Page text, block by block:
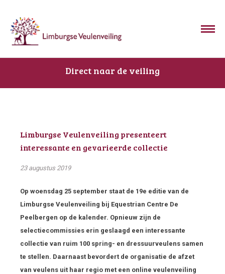
Direct naar de veiling
Limburgse Veulenveiling presenteert
interessante en gevarieerde collectie
23 augustus 2019
Op woensdag 25 september staat de 19e editie van de
Limburgse Veulenveiling bij Equestrian Centre De
Peelbergen op de kalender. Opnieuw zijn de
selectiecommissies erin geslaagd een interessante
collectie van ruim 100 spring- en dressuurveulens samen
te stellen. Daarnaast bevordert de organisatie de afzet
van veulens uit haar regio met een online veulenveiling